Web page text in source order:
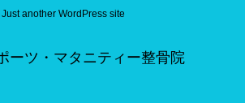
Just another WordPress site
ーツ・マタニティー整骨院